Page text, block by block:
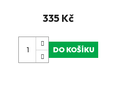
335 Kč
DO KOŠÍKU